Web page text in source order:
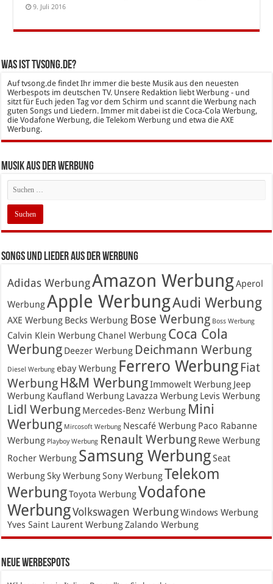
9. Juli 2016
Was ist tvsong.de?
Auf tvsong.de findet Ihr immer die beste Musik aus den neuesten
Werbespots im deutschen TV. Unsere Redaktion liebt Werbung - und
sitzt für Euch jeden Tag vor dem Schirm und scannt die Werbung nach
guten Songs und Liedern. Immer mit dabei ist die Coca-Cola Werbung,
die Vodafone Werbung, die Telekom Werbung und etwa die AXE
Werbung.
Musik aus der Werbung
Songs und Lieder aus der Werbung
Adidas WerbungAmazon WerbungAperol
WerbungApple WerbungAudi Werbung
AXE Werbung Becks Werbung Bose Werbung Boss Werbung
Calvin Klein Werbung Chanel Werbung Coca Cola
Werbung Deezer Werbung Deichmann Werbung
Diesel Werbung ebay Werbung Ferrero Werbung Fiat
Werbung H&M WerbungImmowelt Werbung Jeep
Werbung Kaufland Werbung Lavazza Werbung Levis Werbung
Lidl Werbung Mercedes-Benz Werbung Mini
Werbung Mircosoft Werbung Nescafé Werbung Paco Rabanne
Werbung Playboy Werbung Renault Werbung Rewe Werbung
Rocher Werbung Samsung WerbungSeat
WerbungSky WerbungSony WerbungTelekom
WerbungToyota WerbungVodafone
WerbungVolkswagen WerbungWindows Werbung
Yves Saint Laurent WerbungZalando Werbung
Neue Werbespots